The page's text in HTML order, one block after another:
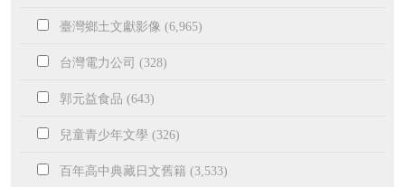
臺灣鄉土文獻影像 (6,965)
台灣電力公司 (328)
郭元益食品 (643)
兒童青少年文學 (326)
百年高中典藏日文舊籍 (3,533)